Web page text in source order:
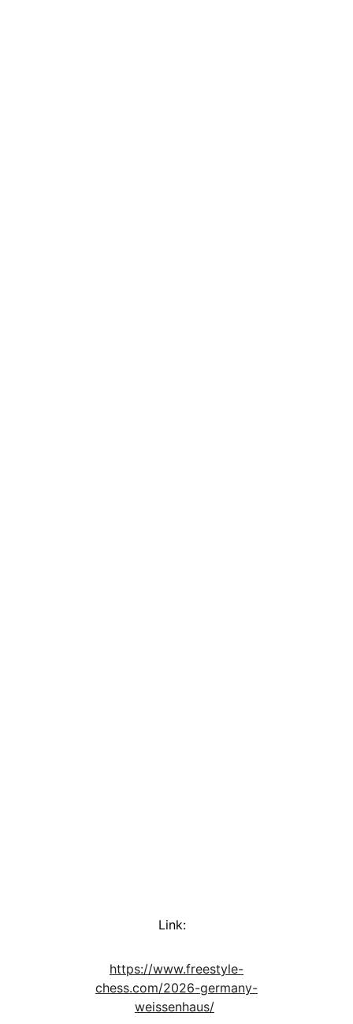
Link:
https://www.freestyle-
chess.com/2026-germany-
weissenhaus/